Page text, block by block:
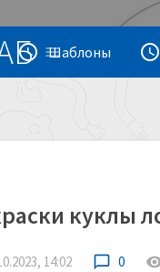
menu
access_time Шаблоны access_time
куклы
14:02 chat_bubble_outline 0